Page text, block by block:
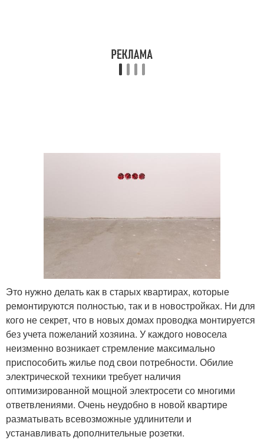
Это нужно делать как в старых квартирах, которые
ремонтируются полностью, так и в новостройках. Ни для
кого не секрет, что в новых домах проводка монтируется
без учета пожеланий хозяина. У каждого новосела
неизменно возникает стремление максимально
приспособить жилье под свои потребности. Обилие
электрической техники требует наличия
оптимизированной мощной электросети со многими
ответвлениями. Очень неудобно в новой квартире
разматывать всевозможные удлинители и
устанавливать дополнительные розетки.